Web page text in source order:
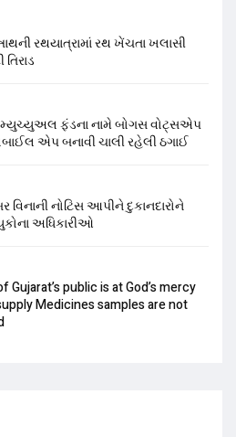
રથયાત્રામાં રથ ખેંચતા ખલાસી
ફંડના નામે બોગસ વોટ્સએપ
એપ બનાવી ચાલી રહેલી ઠગાઈ
નોટિસ આપીને દુકાનદારોને
અધિકારીઓ
Gujarat’s public is at God’s mercy
Medicines samples are not